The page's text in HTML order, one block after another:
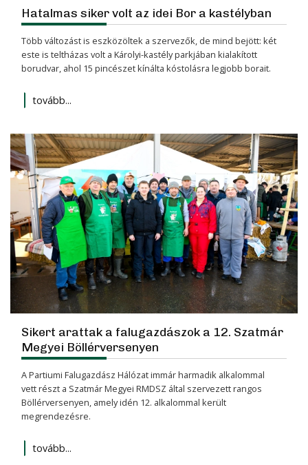
Hatalmas siker volt az idei Bor a kastélyban
Több változást is eszközöltek a szervezők, de mind bejött: két
este is teltházas volt a Károlyi-kastély parkjában kialakított
borudvar, ahol 15 pincészet kínálta kóstolásra legjobb borait.
tovább...
Sikert arattak a falugazdászok a 12. Szatmár
Megyei Böllérversenyen
A Partiumi Falugazdász Hálózat immár harmadik alkalommal
vett részt a Szatmár Megyei RMDSZ által szervezett rangos
Böllérversenyen, amely idén 12. alkalommal került
megrendezésre.
tovább...